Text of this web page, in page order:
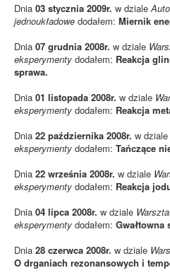
Dnia 03 stycznia 2009r. w dziale
jednoukładowe dodałem: Miernik
Dnia 07 grudnia 2008r. w dziale
eksperymenty dodałem: Reakcja
sprawa.
Dnia 01 listopada 2008r. w dziale
eksperymenty dodałem: Reakcja
Dnia 22 października 2008r. w dziale
eksperymenty dodałem: Tańczące
Dnia 22 września 2008r. w dziale
eksperymenty dodałem: Reakcja
Dnia 04 lipca 2008r. w dziale
eksperymenty dodałem: Gwałtowna
Dnia 28 czerwca 2008r. w dziale
O drganiach rezonansowych i